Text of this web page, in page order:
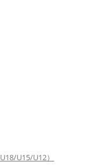
U15/U12）